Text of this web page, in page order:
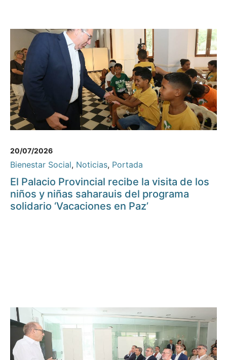
20/07/2026
Bienestar Social, Noticias, Portada
El Palacio Provincial recibe la visita de los
niños y niñas saharauis del programa
solidario ‘Vacaciones en Paz’